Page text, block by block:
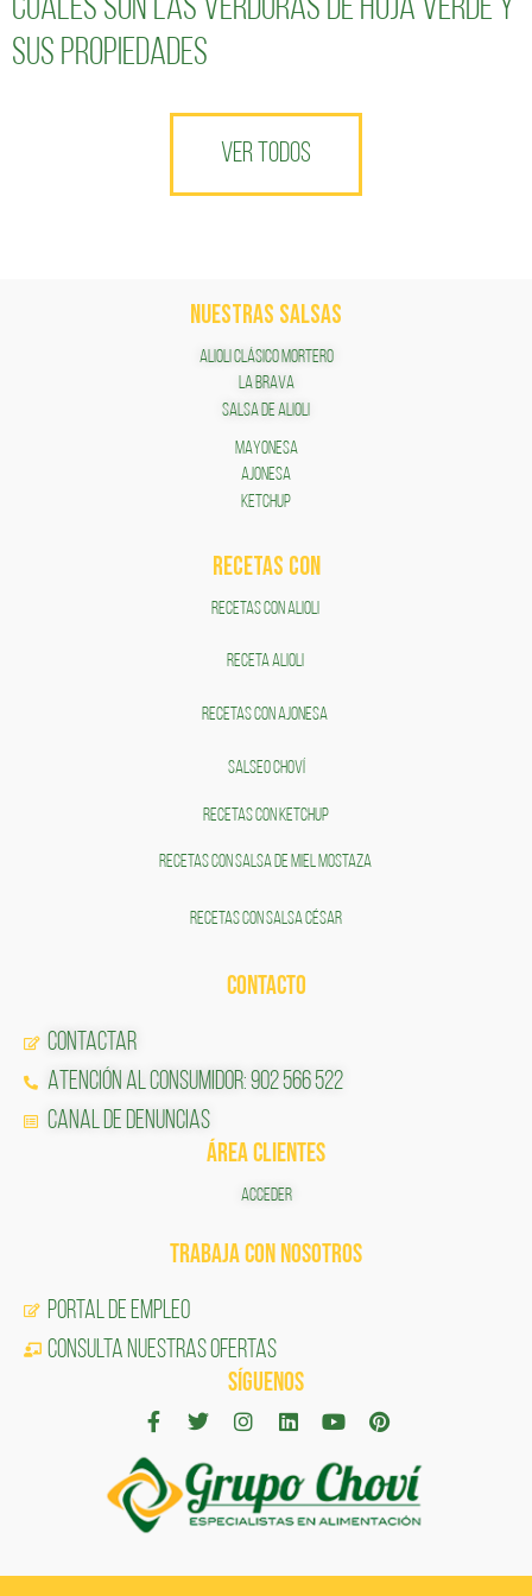
Cuáles son las verduras de hoja verde y
sus propiedades
VER TODOS
NUESTRAS SALSAS
ALIOLI CLÁSICO MORTERO
LA BRAVA
SALSA DE ALIOLI
MAYONESA
AJONESA
KETCHUP
RECETAS COn
RECETAS CON ALIOLI
RECETA ALIOLI
RECETAS CON AJONESA
SALSEO CHOVÍ
RECETAS CON KETCHUP
RECETAS CON SALSA DE MIEL MOSTAZA
RECETAS CON SALSA CÉSAR
CONTACTO
Contactar
Atención al Consumidor: 902 566 522
Canal de Denuncias
ÁREA CLIENTES
ACCEDER
TRABAJA CON NOSOTROS
Portal de Empleo
CONSULTA NUESTRAS OFERTAS
SÍGUENOS